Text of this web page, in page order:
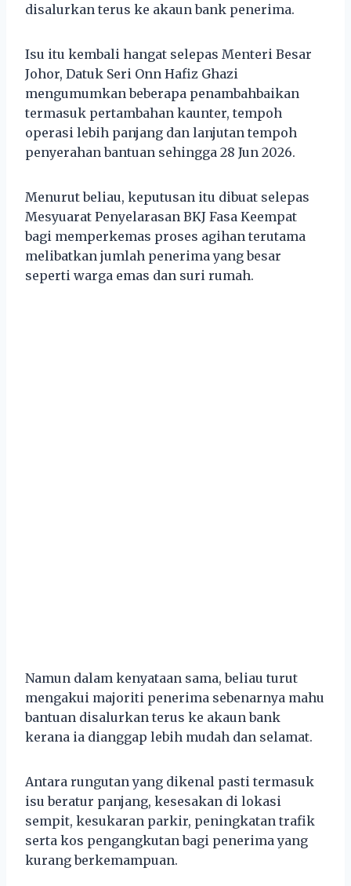
disalurkan terus ke akaun bank penerima.
Isu itu kembali hangat selepas Menteri Besar
Johor, Datuk Seri Onn Hafiz Ghazi
mengumumkan beberapa penambahbaikan
termasuk pertambahan kaunter, tempoh
operasi lebih panjang dan lanjutan tempoh
penyerahan bantuan sehingga 28 Jun 2026.
Menurut beliau, keputusan itu dibuat selepas
Mesyuarat Penyelarasan BKJ Fasa Keempat
bagi memperkemas proses agihan terutama
melibatkan jumlah penerima yang besar
seperti warga emas dan suri rumah.
Namun dalam kenyataan sama, beliau turut
mengakui majoriti penerima sebenarnya mahu
bantuan disalurkan terus ke akaun bank
kerana ia dianggap lebih mudah dan selamat.
Antara rungutan yang dikenal pasti termasuk
isu beratur panjang, kesesakan di lokasi
sempit, kesukaran parkir, peningkatan trafik
serta kos pengangkutan bagi penerima yang
kurang berkemampuan.